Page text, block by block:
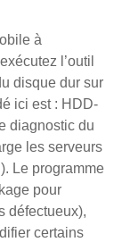
à
l’outil
disque dur sur
ici est : HDD-
diagnostic du
les serveurs
Le programme
pour
défectueux),
certains